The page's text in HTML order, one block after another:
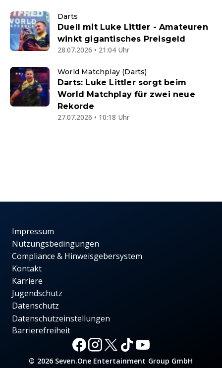
Darts
Duell mit Luke Littler - Amateuren
winkt gigantisches Preisgeld
28.07.2026 • 21:04 Uhr
World Matchplay (Darts)
Darts: Luke Littler sorgt beim
World Matchplay für zwei neue
Rekorde
27.07.2026 • 10:18 Uhr
Impressum
Nutzungsbedingungen
Compliance & Hinweisgebersystem
Kontakt
Karriere
Jugendschutz
Datenschutz
Datenschutzeinstellungen
Barrierefreiheit
© 2026 Seven.One Entertainment Group GmbH